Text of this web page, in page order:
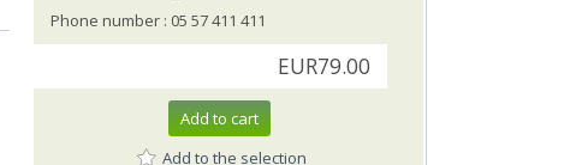
Phone number : 05 57 411 411
EUR79.00
Add to cart
Add to the selection